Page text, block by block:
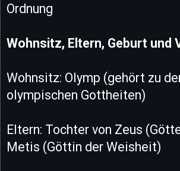
Ordnung
Wohnsitz, Eltern, Geburt und
Wohnsitz: Olymp (gehört zu
olympischen Gottheiten)
Eltern: Tochter von Zeus
Metis (Göttin der Weisheit)